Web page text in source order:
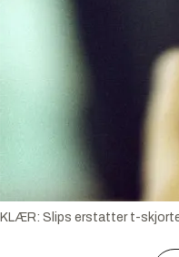
KLÆR: Slips erstatter t-